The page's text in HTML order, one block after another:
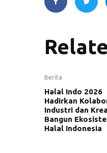
Berita
Halal Indo 2026
Hadirkan
Industri dan
Bangun
Halal Indonesia